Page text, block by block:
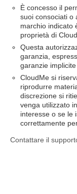
È concesso il
suoi consociati o
marchio indicato
proprietà di
Questa
garanzia,
garanzie
CloudMe si
riprodurre
discrezione si
venga utilizzato
interesse o se le
correttamente
Contattare il